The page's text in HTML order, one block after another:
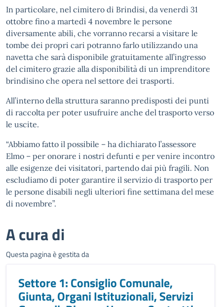
In particolare, nel cimitero di Brindisi, da venerdì 31
ottobre fino a martedì 4 novembre le persone
diversamente abili, che vorranno recarsi a visitare le
tombe dei propri cari potranno farlo utilizzando una
navetta che sarà disponibile gratuitamente all’ingresso
del cimitero grazie alla disponibilità di un imprenditore
brindisino che opera nel settore dei trasporti.
All’interno della struttura saranno predisposti dei punti
di raccolta per poter usufruire anche del trasporto verso
le uscite.
“Abbiamo fatto il possibile – ha dichiarato l’assessore
Elmo – per onorare i nostri defunti e per venire incontro
alle esigenze dei visitatori, partendo dai più fragili. Non
escludiamo di poter garantire il servizio di trasporto per
le persone disabili negli ulteriori fine settimana del mese
di novembre”.
A cura di
Questa pagina è gestita da
Settore 1: Consiglio Comunale,
Giunta, Organi Istituzionali, Servizi